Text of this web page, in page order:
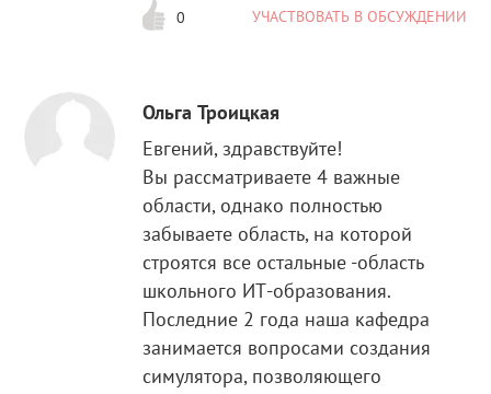
0 УЧАСТВОВАТЬ В ОБСУЖДЕНИИ
Ольга Троицкая
Евгений, здравствуйте!
Вы рассматриваете 4 важные
области, однако полностью
забываете область, на которой
строятся все остальные -область
школьного ИТ-образования.
Последние 2 года наша кафедра
занимается вопросами создания
симулятора, позволяющего